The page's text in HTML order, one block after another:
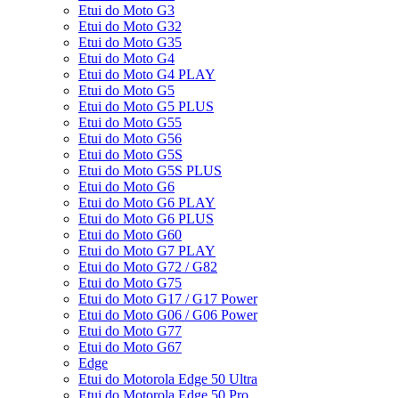
Etui do Moto G3
Etui do Moto G32
Etui do Moto G35
Etui do Moto G4
Etui do Moto G4 PLAY
Etui do Moto G5
Etui do Moto G5 PLUS
Etui do Moto G55
Etui do Moto G56
Etui do Moto G5S
Etui do Moto G5S PLUS
Etui do Moto G6
Etui do Moto G6 PLAY
Etui do Moto G6 PLUS
Etui do Moto G60
Etui do Moto G7 PLAY
Etui do Moto G72 / G82
Etui do Moto G75
Etui do Moto G17 / G17 Power
Etui do Moto G06 / G06 Power
Etui do Moto G77
Etui do Moto G67
Edge
Etui do Motorola Edge 50 Ultra
Etui do Motorola Edge 50 Pro